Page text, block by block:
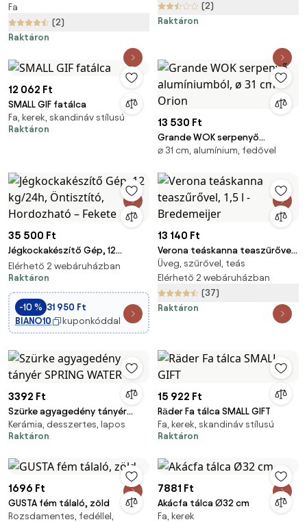
készült tálalódeszka 30 cm
Fa
(2)
Raktáron
(2)
Raktáron
12 062 Ft
SMALL GIF fatálca
Fa, kerek, skandináv stílusú
Raktáron
13 530 Ft
Grande WOK serpenyő
alumíniumból, ø 31 cm - Orion
⌀ 31 cm, alumínium, fedővel
35 500 Ft
Jégkockakészítő Gép, 12
kg/24h, Öntisztító,
Hordozható – Fekete
Elérhető 2 webáruházban
Raktáron
-10 % 31 950 Ft
BIANO10
kuponkóddal
13 140 Ft
Verona teáskanna teaszűrővel,
1,5 l - Bredemeijer
Üveg, szűrővel, teás
Elérhető 2 webáruházban
(37)
Raktáron
3392 Ft
Szürke agyagedény tányér
SPRING WATER
Kerámia, desszertes, lapos
Raktáron
15 922 Ft
Räder Fa tálca SMALL GIFT
Fa, kerek, skandináv stílusú
Raktáron
1696 Ft
GUSTA fém tálaló, zöld
Rozsdamentes, fedéllel,
7881 Ft
Akácfa tálca Ø32 cm
Fa, kerek